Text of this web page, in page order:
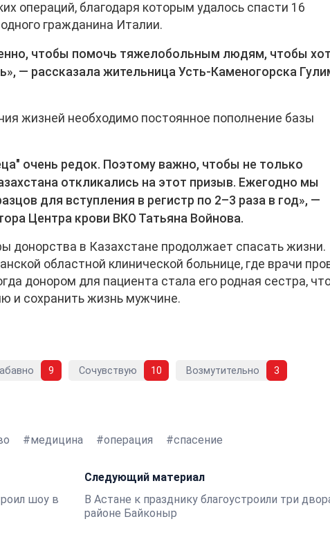
операций, благодаря которым удалось спасти 16
гражданина Италии.
чтобы помочь тяжелобольным людям, чтобы
— рассказала жительница Усть-Каменогорска
жизней необходимо постоянное пополнение базы
очень редок. Поэтому важно, чтобы не только
откликались на этот призыв. Ежегодно мы
для вступления в регистр по 2–3 раза в год», —
Центра крови ВКО Татьяна Войнова.
донорства в Казахстане продолжает спасать жизни.
областной клинической больнице, где врачи
донором для пациента стала его родная сестра,
и сохранить жизнь мужчине.
9 Сочувствую 10 Возмутительно 3
медицина операция спасение
шоу в
Следующий материал
В Астане к празднику благоустроили три
районе Байконыр